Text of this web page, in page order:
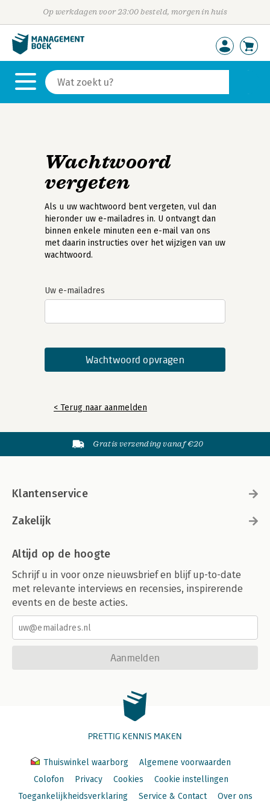
Op werkdagen voor 23:00 besteld, morgen in huis
Wachtwoord
vergeten
Als u uw wachtwoord bent vergeten, vul dan
hieronder uw e-mailadres in. U ontvangt dan
binnen enkele minuten een e-mail van ons
met daarin instructies over het wijzigen van uw
wachtwoord.
Uw e-mailadres
< Terug naar aanmelden
Gratis verzending vanaf €20
Klantenservice
Zakelijk
Altijd op de hoogte
Schrijf u in voor onze nieuwsbrief en blijf up-to-date
met relevante interviews en recensies, inspirerende
events en de beste acties.
Aanmelden
PRETTIG KENNIS MAKEN
Thuiswinkel waarborg
Algemene voorwaarden
Colofon
Privacy Cookies
Cookie instellingen
Toegankelijkheidsverklaring
Service & Contact Over ons